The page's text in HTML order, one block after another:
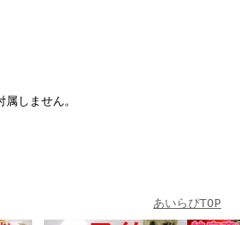
しません。
あいらぴTOP